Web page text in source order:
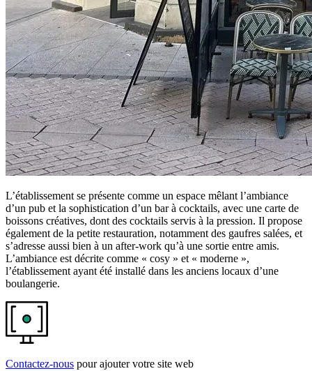
L’établissement se présente comme un espace mêlant l’ambiance
d’un pub et la sophistication d’un bar à cocktails, avec une carte de
boissons créatives, dont des cocktails servis à la pression. Il propose
également de la petite restauration, notamment des gaufres salées, et
s’adresse aussi bien à un after-work qu’à une sortie entre amis.
L’ambiance est décrite comme « cosy » et « moderne »,
l’établissement ayant été installé dans les anciens locaux d’une
boulangerie.
Contactez-nous pour ajouter votre site web